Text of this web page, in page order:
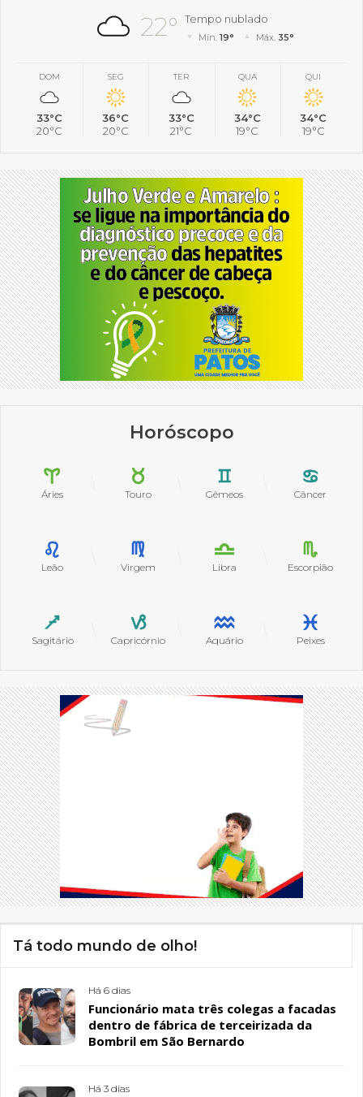
22° Tempo nublado
Mín.19° Máx. 35°
DOM
33°C
20°C
SEG
36°C
20°C
TER
33°C
21°C
QUA
34°C
19°C
QUI
34°C
19°C
Horóscopo
Áries Touro Gêmeos Câncer
Leão Virgem Libra Escorpião
Sagitário Capricórnio Aquário Peixes
Tá todo mundo de olho!
Há 6 dias
Funcionário mata três colegas a facadas
dentro de fábrica de terceirizada da
Bombril em São Bernardo
Há 3 dias